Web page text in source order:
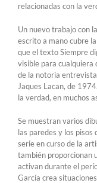
relacionadas con la
Un nuevo trabajo con
escrito a mano cubre
que el texto Siempre
visible para cualquiera
de la notoria
Jaques Lacan, de
la verdad, en muchos
Se muestran varios
las paredes y los pisos
serie en curso de la
también proporcionan
activan durante el
García crea